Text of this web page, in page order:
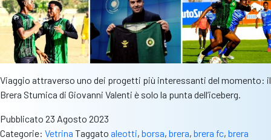
Desenzano
Viaggio attraverso uno dei progetti più interessanti del momento: il
Brera Stumica di Giovanni Valenti è solo la punta dell’iceberg.
Pubblicato 23 Agosto 2023
Categorie: Vetrina Taggato aleotti, borsa, brera, brera fc, brera